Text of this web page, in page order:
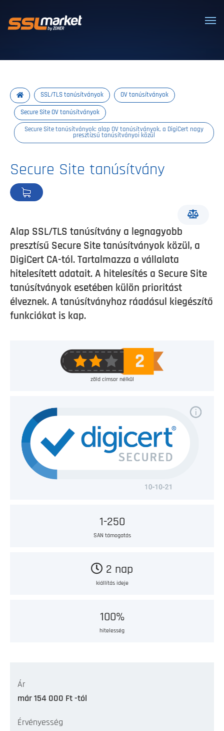
Megbízható SSL/TLS tanúsítványok
SSL/TLS tanúsítványok OV tanúsítványok
Secure Site OV tanúsítványok
Secure Site tanúsítványok: alap OV tanúsítványok, a DigiCert nagy
presztízsű tanúsítványoi közül
Secure Site tanúsítvány
Alap SSL/TLS tanúsítvány a legnagyobb
presztísű Secure Site tanúsítványok közül, a
DigiCert CA-tól. Tartalmazza a vállalata
hitelesített adatait. A hitelesítés a Secure Site
tanúsítványok esetében külön prioritást
élveznek. A tanúsítványhoz ráadásul kiegészítő
funkciókat is kap.
zöld címsor nélkül
1-250
SAN támogatás
2 nap
kiállítás ideje
100%
hitelesség
Ár
már 154 000 Ft -tól
Érvényesség